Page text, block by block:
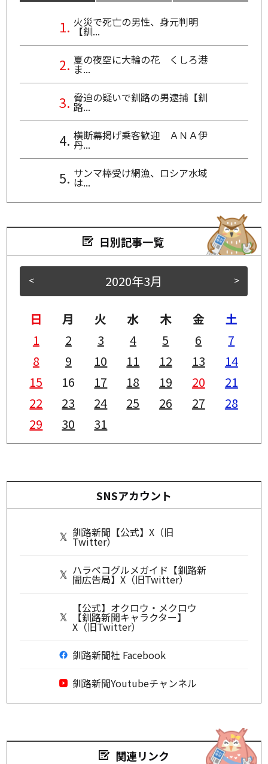
火災で死亡の男性、身元判明
【釧...
夏の夜空に大輪の花 くしろ港
ま...
脅迫の疑いで釧路の男逮捕【釧
路...
横断幕掲げ乗客歓迎 ＡＮＡ伊
丹...
サンマ棒受け網漁、ロシア水域
は...
日別記事一覧
< >
2020年3月
日 月 火 水 木 金
土
1
2 3 4 5 6
7
8
9 10 11 12 13
14
15
16 17 18 19 20
21
22
23 24 25 26 27
28
29
30 31
SNSアカウント
釧路新聞【公式】X（旧
Twitter）
ハラペコグルメガイド【釧路新
聞広告局】X（旧Twitter）
【公式】オクロウ・メクロウ
【釧路新聞キャラクター】
X（旧Twitter）
釧路新聞社 Facebook
釧路新聞Youtubeチャンネル
関連リンク